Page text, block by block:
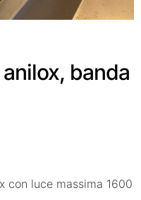
banda
con luce massima 1600